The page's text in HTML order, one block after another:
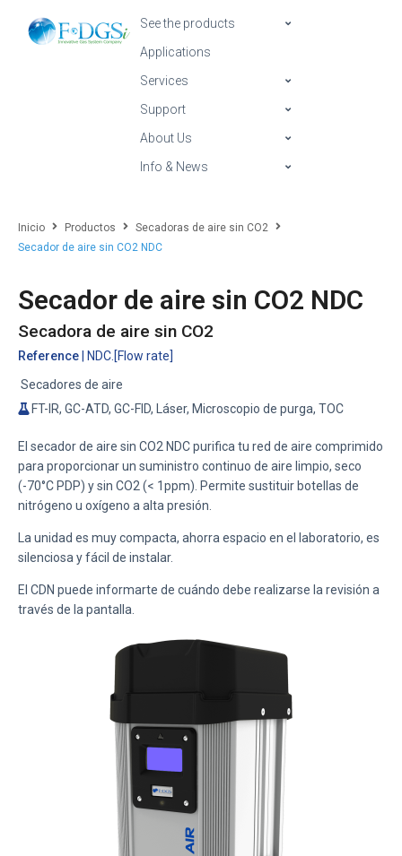
See the products
Applications
Services
Support
About Us
Info & News
Inicio Productos
Secadoras de aire sin CO2
Secador de aire sin CO2 NDC
Secador de aire sin CO2 NDC
Secadora de aire sin CO2
Reference | NDC.[Flow rate]
Secadores de aire
FT-IR, GC-ATD, GC-FID, Láser, Microscopio de purga, TOC
El secador de aire sin CO2 NDC purifica tu red de aire comprimido
para proporcionar un suministro continuo de aire limpio, seco
(-70°C PDP) y sin CO2 (< 1ppm). Permite sustituir botellas de
nitrógeno u oxígeno a alta presión.
La unidad es muy compacta, ahorra espacio en el laboratorio, es
silenciosa y fácil de instalar.
El CDN puede informarte de cuándo debe realizarse la revisión a
través de la pantalla.